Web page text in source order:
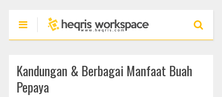
Kandungan & Berbagai Manfaat Buah
Pepaya